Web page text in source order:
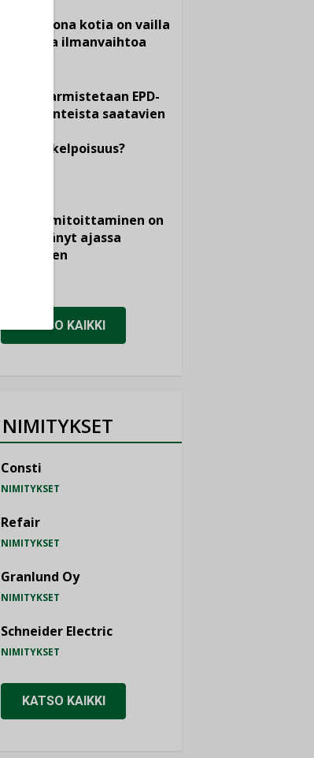
Yli miljoona kotia on vailla
toimivaa ilmanvaihtoa
Miten varmistetaan EPD-
dokumenteista saatavien
vertailukelpoisuus?
viemärimitoittaminen on
jämähtänyt ajassa
paikalleen
KATSO KAIKKI
NIMITYKSET
Consti
NIMITYKSET
Refair
NIMITYKSET
Granlund Oy
NIMITYKSET
Schneider Electric
NIMITYKSET
KATSO KAIKKI